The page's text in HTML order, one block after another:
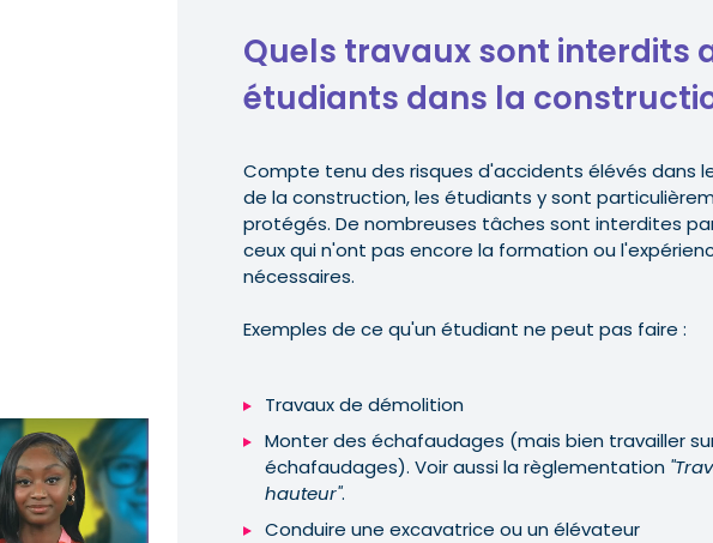
Quels travaux sont interdits
étudiants dans la
Compte tenu des risques d'accidents élévés dans
de la construction, les étudiants y sont
protégés. De nombreuses tâches sont interdites
ceux qui n'ont pas encore la formation ou
nécessaires.
Exemples de ce qu'un étudiant ne peut pas faire :
Travaux de démolition
Monter des échafaudages (mais bien travailler
échafaudages). Voir aussi la règlementation
hauteur".
Conduire une excavatrice ou un élévateur